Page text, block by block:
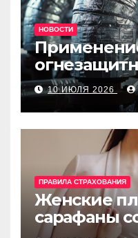
НОВОСТИ
для
объектов
требования
10 ИЮЛЯ 2026
ПРАВИЛА СТРАХОВАНИЯ
Женские
сарафаны